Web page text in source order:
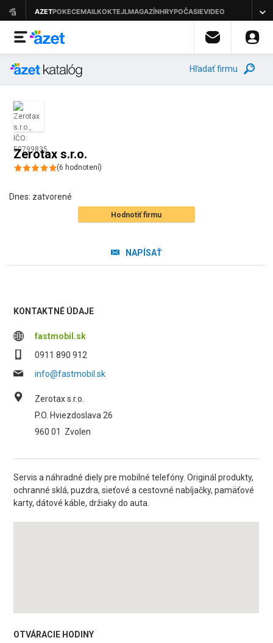
Hľadať firmu
Zerotax s.r.o.
(6 hodnotení)
Dnes: zatvorené
Hodnotiť firmu
NAPÍSAŤ
KONTAKTNÉ ÚDAJE
fastmobil.sk
0911 890 912
info@fastmobil.sk
Zerotax s.r.o.
P.O. Hviezdoslava 26
960 01
Zvolen
Servis a náhradné diely pre mobilné telefóny. Originál produkty,
ochranné sklá, puzdra, sieťové a cestovné nabíjačky, pamäťové
karty, dátové káble, držiaky do auta.
OTVÁRACIE HODINY